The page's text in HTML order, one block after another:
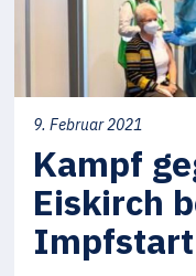
9. Februar 2021
Kampf
Eiskirch
Impfstart